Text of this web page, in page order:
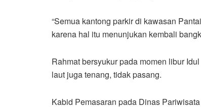
“Semua kantong parkir di kawasan
karena hal itu menunjukan kembali
Rahmat bersyukur pada momen libur
laut juga tenang, tidak pasang.
Kabid Pemasaran pada Dinas